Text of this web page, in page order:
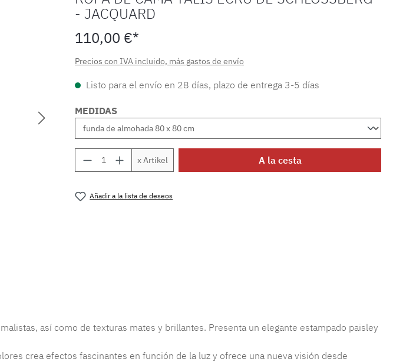
- JACQUARD
110,00 €*
Precios con IVA incluido, más gastos de envío
Listo para el envío en 28 días, plazo de entrega 3-5 días
MEDIDAS
Cantidad del producto: introduce la cantidad
x Artikel A la cesta
Añadir a la lista de deseos
así como de texturas mates y brillantes. Presenta un elegante estampado paisley
crea efectos fascinantes en función de la luz y ofrece una nueva visión desde